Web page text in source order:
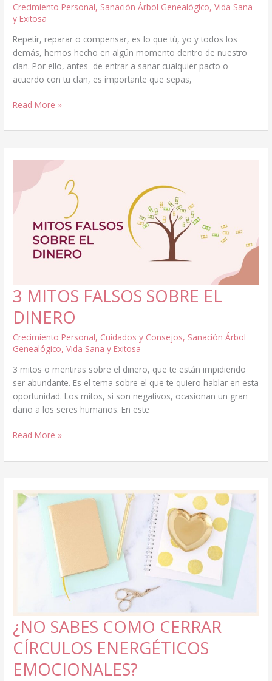
Crecimiento Personal, Sanación Árbol Genealógico,Vida Sana
y Exitosa
Repetir, reparar o compensar, es lo que tú, yo y todos los
demás, hemos hecho en algún momento dentro de nuestro
clan. Por ello, antes de entrar a sanar cualquier pacto o
acuerdo con tu clan, es importante que sepas,
REPETIR,
O
DENTRO
“CLAN”
Read More »
3 MITOS FALSOS SOBRE EL
DINERO
Crecimiento Personal, Cuidados y Consejos, Sanación Árbol
Genealógico,Vida Sana y Exitosa
3 mitos o mentiras sobre el dinero, que te están impidiendo
ser abundante. Es el tema sobre el que te quiero hablar en esta
oportunidad. Los mitos, si son negativos, ocasionan un gran
daño a los seres humanos. En este
3
FALSOS
EL
DINERO
Read More »
¿NO SABES COMO CERRAR
CÍRCULOS ENERGÉTICOS
EMOCIONALES?